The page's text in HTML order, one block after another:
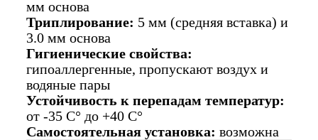
мм основа
Триплирование: 5 мм (средняя вставка) и
3.0 мм основа
Гигиенические свойства:
гипоаллергенные, пропускают воздух и
водяные пары
Устойчивость к перепадам температур:
от -35 C° до +40 C°
Самостоятельная установка: возможна